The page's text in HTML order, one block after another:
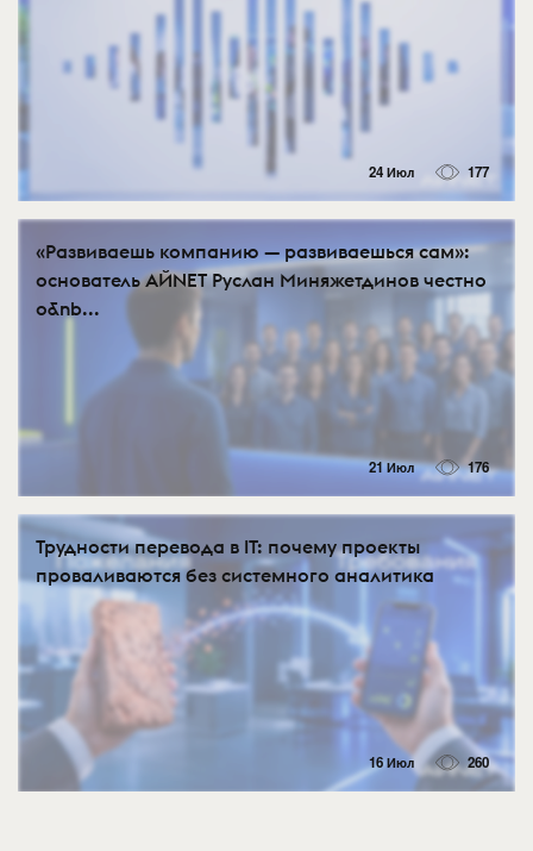
24 Июл 177
«Развиваешь компанию — развиваешься сам»:
основатель АЙNET Руслан Миняжетдинов честно
о&nb...
21 Июл 176
Трудности перевода в IT: почему проекты
проваливаются без системного аналитика
16 Июл 260